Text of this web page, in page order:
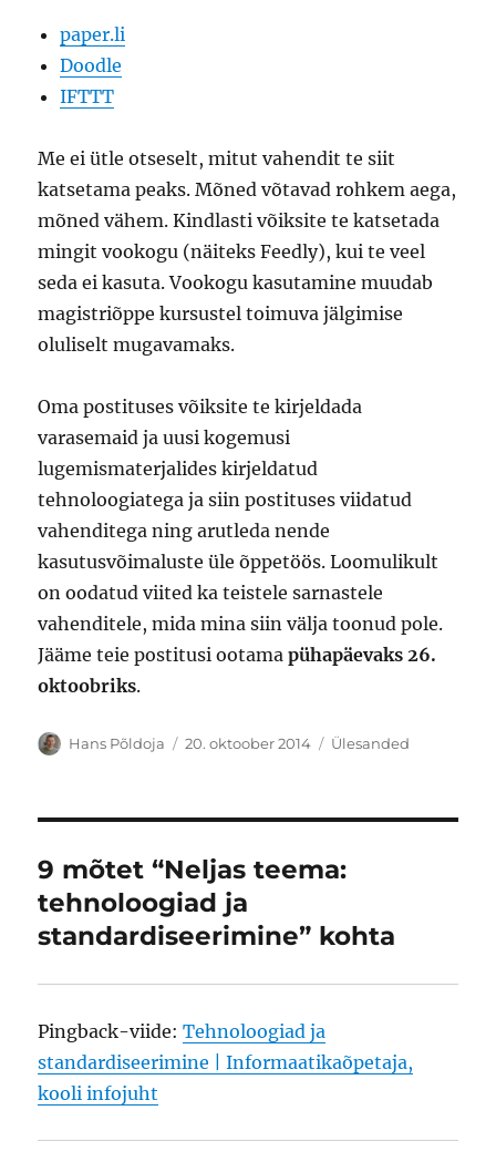
paper.li
Doodle
IFTTT
Me ei ütle otseselt, mitut vahendit te siit
katsetama peaks. Mõned võtavad rohkem aega,
mõned vähem. Kindlasti võiksite te katsetada
mingit vookogu (näiteks Feedly), kui te veel
seda ei kasuta. Vookogu kasutamine muudab
magistriõppe kursustel toimuva jälgimise
oluliselt mugavamaks.
Oma postituses võiksite te kirjeldada
varasemaid ja uusi kogemusi
lugemismaterjalides kirjeldatud
tehnoloogiatega ja siin postituses viidatud
vahenditega ning arutleda nende
kasutusvõimaluste üle õppetöös. Loomulikult
on oodatud viited ka teistele sarnastele
vahenditele, mida mina siin välja toonud pole.
Jääme teie postitusi ootamapühapäevaks 26.
oktoobriks.
Autor
Hans Põldoja Postitatud
20. oktoober 2014 Rubriigid
Ülesanded
9 mõtet “Neljas teema:
tehnoloogiad ja
standardiseerimine” kohta
Pingback-viide:Tehnoloogiad ja
standardiseerimine | Informaatikaõpetaja,
kooli infojuht